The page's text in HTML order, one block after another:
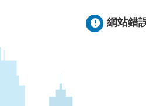
網站錯